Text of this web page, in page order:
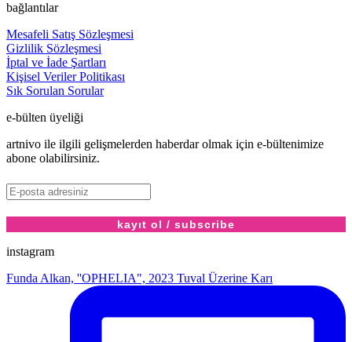
bağlantılar
Mesafeli Satış Sözleşmesi
Gizlilik Sözleşmesi
İptal ve İade Şartları
Kişisel Veriler Politikası
Sık Sorulan Sorular
e-bülten üyeliği
artnivo ile ilgili gelişmelerden haberdar olmak için e-bültenimize
abone olabilirsiniz.
instagram
Funda Alkan, ''OPHELIA", 2023 Tuval Üzerine Karı